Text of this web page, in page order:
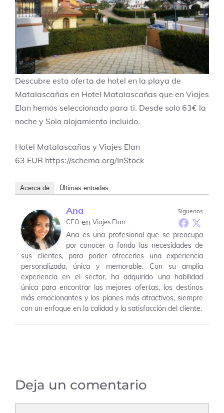
Descubre esta oferta de hotel en la playa de
Matalascañas en Hotel Matalascañas que en Viajes
Elan hemos seleccionado para ti. Desde solo 63€ la
noche y Solo alojamiento incluido.
Hotel Matalascañas y Viajes Elan
63 EUR https://schema.org/InStock
Acerca de Últimas entradas
Síguenos
Ana
CEO en Viajes Elan
Ana es una profesional que se preocupa
por conocer a fondo las necesidades de
sus clientes, para poder ofrecerles una experiencia
personalizada, única y memorable. Con su amplia
experiencia en el sector, ha adquirido una habilidad
única para encontrar las mejores ofertas, los destinos
más emocionantes y los planes más atractivos, siempre
con un enfoque en la calidad y la satisfacción del cliente.
Deja un comentario